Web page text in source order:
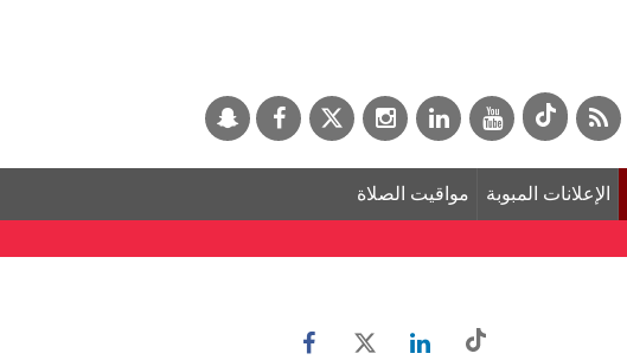
الإعلانات المبوبة مواقيت الصلاة